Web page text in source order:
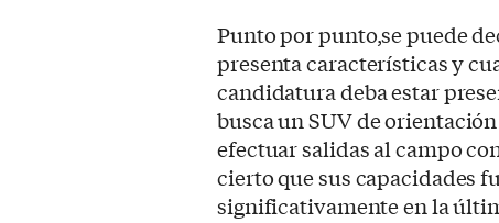
Punto por punto,se puede
presenta características y
candidatura deba estar
busca un SUV de
efectuar salidas al campo
cierto que sus capacidades
significativamente en la